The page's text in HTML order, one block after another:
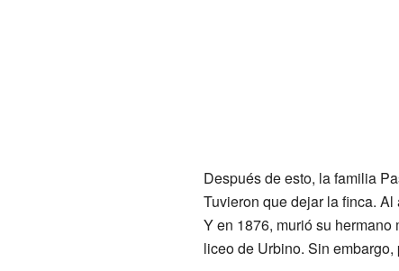
Después de esto, la familia
Tuvieron que dejar la finca.
Y en 1876, murió su
liceo de Urbino. Sin